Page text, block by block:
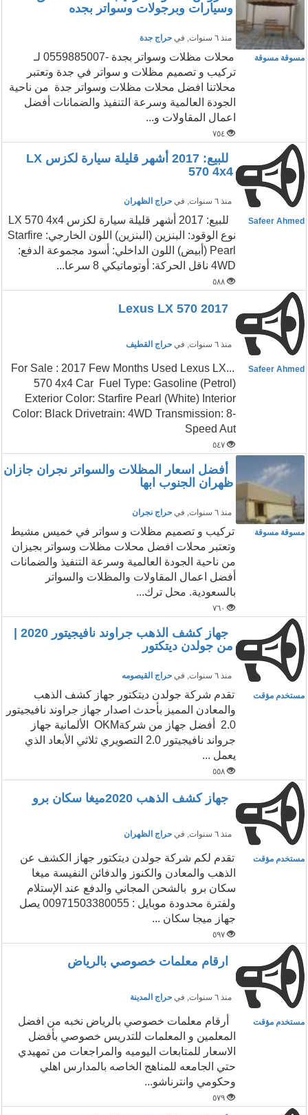
وسيارات وبرجولات وسواتر بجده
منذ ٦ سنوات , في حراج جدة
مسوقة مسوقة
محلات مظلات وسواتر بجدة -0559885007 لـ
تركيب و تصميم مظلات و سواتر في جدة وتعتبر
محلاتنا افضل محلات مظلات وسواتر جدة من ناحية
الجودة العالمية وسرعة التنفيذ والضمانات أفضل
اعمال المقاولات و...
٧٥٤
للبيع: 2017 أشهر قليلة سيارة لكزس LX
570 4x4
منذ ٦ سنوات , في حراج الظهران
Safeer Ahmed
للبيع: 2017 أشهر قليلة سيارة لكزس LX 570 4x4
نوع الوقود: البنزين (البنزين) اللون الخارجي: Starfire
Pearl (أبيض) اللون الداخلي: أسود مجموعة الدفع:
4WD ناقل الحركة: أوتوماتيكي 8 سرعا...
٥٨٨
منذ ٦ سنوات , في حراج القطيف
Safeer Ahmed
...For Sale : 2017 Few Months Used Lexus LX
570 4x4 Car Fuel Type: Gasoline (Petrol)
Exterior Color: Starfire Pearl (White) Interior
Color: Black Drivetrain: 4WD Transmission: 8-
Speed Aut
٥٤٧
أفضل اسعار المظلات والسواتر نجران جازان
ظهران الجنوب ابها
منذ ٦ سنوات , في حراج نجران
مسوقة مسوقة
تركيب و تصميم مظلات و سواتر في خميس مشيط
وتعتبر محلات افضل محلات مظلات وسواتر بجيزان
من ناحية الجودة العالمية وسرعة التنفيذ والضمانات
أفضل اعمال المقاولات والمظلات والسواتر
بالسعودية. محل ترك...
٧٦٠
من جولدن ديتكتور
منذ ٦ سنوات , في حراج القيصومه
مستخدم مؤقت
تقدم شركة جولدن ديتكتور جهاز كشف الذهب
والمعادن المميز بأحدث اصدار جهاز جراوند نافيجيتور
2.0 أفضل جهاز من شركةOKM الألمانية جهاز
جرواند نافيجيتور 2.0 التصويري ثلاثي الأبعاد الذي
يعمل ...
٥٥٨
جهاز كشف الذهب 2020ميغا سكان برو
منذ ٦ سنوات , في حراج الظهران
مستخدم مؤقت
تقدم لكم شركة جولدن ديتكتور جهاز الكشف عن
الذهب والمعادن والكنوز والدفائن النفيسة ميغا
سكان برو بالشحن المجاني والدفع عند الإستلام
ولفترة محدودة موبايل : 00971503380055 يصل
جهاز ميجا سكان ...
٥٩٧
ارقام معلمات خصوصي بالرياض
منذ ٦ سنوات , في حراج المدينة
مستخدم مؤقت
أرقام معلمات خصوصي بالرياض نخبه من افضل
المعلمين و المعلمات للتدريس خصوصي بأفضل
الاسعار للمتابعات اليوميه والمراجعات من تمهيدي
حتي الجامعه للمناهج الخاصه بالمدارس اهلي
وحكومي وانترناشو...
٥٧٩